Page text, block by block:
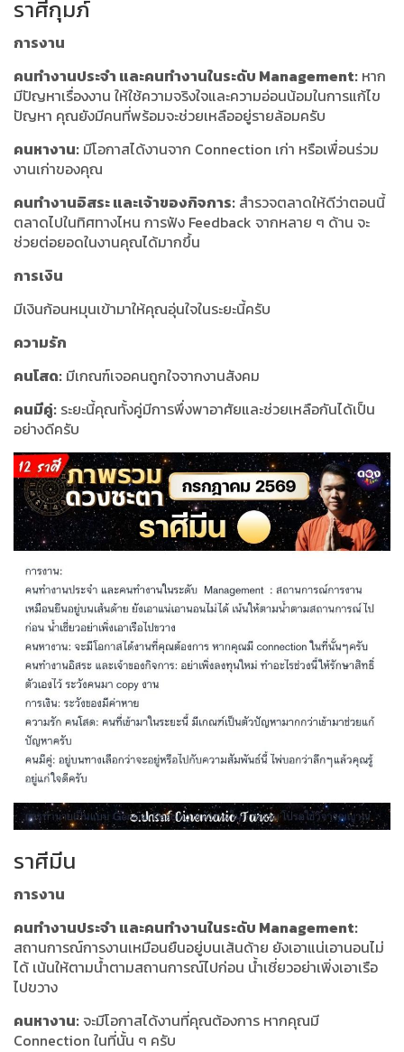
ราศีกุมภ์
การงาน
คนทำงานประจำ และคนทำงานในระดับ Management: หาก
มีปัญหาเรื่องงาน ให้ใช้ความจริงใจและความอ่อนน้อมในการแก้ไข
ปัญหา คุณยังมีคนที่พร้อมจะช่วยเหลืออยู่รายล้อมครับ
คนหางาน: มีโอกาสได้งานจาก Connection เก่า หรือเพื่อนร่วม
งานเก่าของคุณ
คนทำงานอิสระ และเจ้าของกิจการ: สำรวจตลาดให้ดีว่าตอนนี้
ตลาดไปในทิศทางไหน การฟัง Feedback จากหลาย ๆ ด้าน จะ
ช่วยต่อยอดในงานคุณได้มากขึ้น
การเงิน
มีเงินก้อนหมุนเข้ามาให้คุณอุ่นใจในระยะนี้ครับ
ความรัก
คนโสด: มีเกณฑ์เจอคนถูกใจจากงานสังคม
คนมีคู่: ระยะนี้คุณทั้งคู่มีการพึ่งพาอาศัยและช่วยเหลือกันได้เป็น
อย่างดีครับ
ราศีมีน
การงาน
คนทำงานประจำ และคนทำงานในระดับ Management:
สถานการณ์การงานเหมือนยืนอยู่บนเส้นด้าย ยังเอาแน่เอานอนไม่
ได้ เน้นให้ตามน้ำตามสถานการณ์ไปก่อน น้ำเชี่ยวอย่าเพิ่งเอาเรือ
ไปขวาง
คนหางาน:จะมีโอกาสได้งานที่คุณต้องการ หากคุณมี
Connection ในที่นั้น ๆ ครับ